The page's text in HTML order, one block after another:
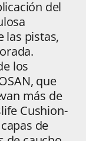
del
las pistas,
los
que
más de
Cushion-
de